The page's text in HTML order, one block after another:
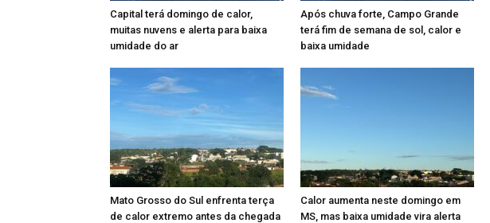
Capital terá domingo de calor,
muitas nuvens e alerta para baixa
umidade do ar
Após chuva forte, Campo Grande
terá fim de semana de sol, calor e
baixa umidade
Mato Grosso do Sul enfrenta terça
de calor extremo antes da chegada
Calor aumenta neste domingo em
MS, mas baixa umidade vira alerta